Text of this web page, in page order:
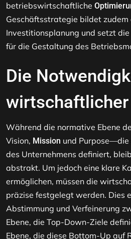
betriebswirtschaftliche
Geschäftsstrategie bildet zudem
Investitionsplanung und setzt die
für die Gestaltung des
Die
Während die normative Ebene
Vision, Mission und Purpose—die
des Unternehmens definiert,
abstrakt. Um jedoch eine klare
ermöglichen, müssen die
präzise festgelegt werden. Dies
Abstimmung und Verfeinerung
Ebene, die Top-Down-Ziele
Ebene, die diese Bottom-Up auf